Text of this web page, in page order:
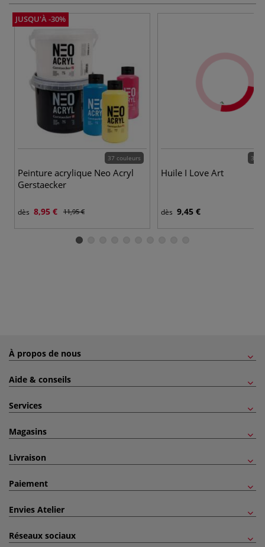
JUSQU'À -30%
37 couleurs
Peinture acrylique Neo Acryl
Gerstaecker
dès 8,95 € 11,95 €
36
Huile I Love Art
dès 9,45 €
À propos de nous
Aide & conseils
Services
Magasins
Livraison
Paiement
Envies Atelier
Réseaux sociaux